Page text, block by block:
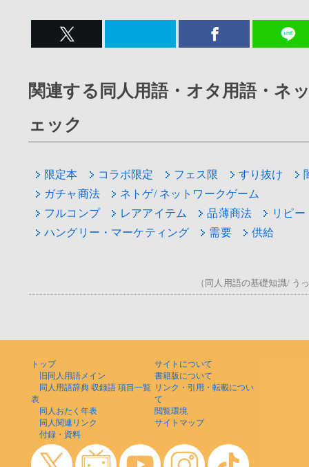
関連する同人用語・オタ用語・ネ
ェック
限定本 コラボ限定 フェス限 すり抜け
ガチャ商法
ネトゲ/ ネットワークゲーム
フルコンプ
レアアイテム 品薄商法
リピー
ハングリー・マーケティング
需要 供給
（同人用語の基礎知識/ う
トップ
旧同人用語メイン
同人用語辞典 収録語 項目一覧
表
同人おたく年表
同人関連リンク
付録・資料
サイトについて
書籍版について
リンク・引用・転載につい
て
閲覧環境
サイトマップ